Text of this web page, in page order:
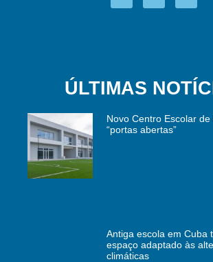
ÚLTIMAS
Novo Centro Escolar
“portas abertas”
Antiga escola em Cuba
espaço adaptado às
climáticas